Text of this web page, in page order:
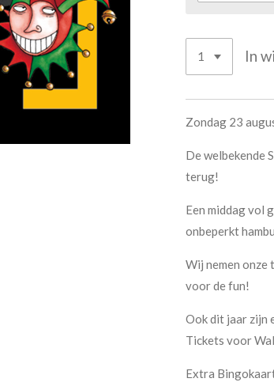
In
Zondag 23
De welbekende
terug!
Een middag vol
onbeperkt
Wij nemen onze
voor de fun!
Ook dit jaar zijn
Tickets voor
Extra